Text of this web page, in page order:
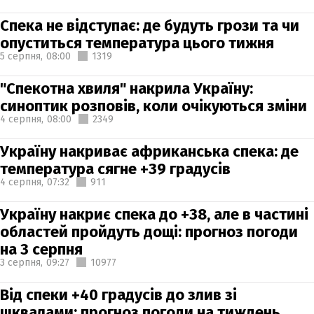
Спека не відступає: де будуть грози та чи
опуститься температура цього тижня
5 серпня, 08:00 1319
"Спекотна хвиля" накрила Україну:
синоптик розповів, коли очікуються зміни
4 серпня, 08:00 2349
Україну накриває африканська спека: де
температура сягне +39 градусів
4 серпня, 07:32 911
Україну накриє спека до +38, але в частині
областей пройдуть дощі: прогноз погоди
на 3 серпня
3 серпня, 09:27 10977
Від спеки +40 градусів до злив зі